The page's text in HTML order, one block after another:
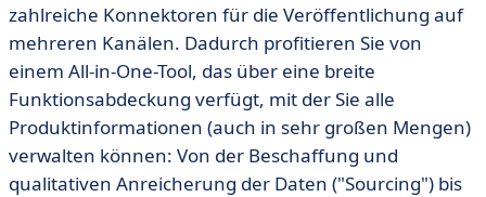
zahlreiche Konnektoren für die Veröffentlichung auf
mehreren Kanälen. Dadurch profitieren Sie von
einem All-in-One-Tool, das über eine breite
Funktionsabdeckung verfügt, mit der Sie alle
Produktinformationen (auch in sehr großen Mengen)
verwalten können: Von der Beschaffung und
qualitativen Anreicherung der Daten ("Sourcing") bis